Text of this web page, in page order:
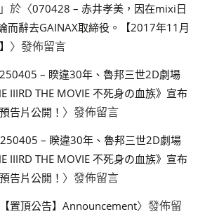
」於〈070428 – 赤井孝美，因在mixi日
而辭去GAINAX取締役。【2017年11月
〉發佈留言
250405 – 睽違30年、魯邦三世2D劇場
IIIRD THE MOVIE 不死身の血族》宣布
告片公開！ 〉發佈留言
250405 – 睽違30年、魯邦三世2D劇場
IIIRD THE MOVIE 不死身の血族》宣布
告片公開！ 〉發佈留言
【置頂公告】Announcement〉發佈留